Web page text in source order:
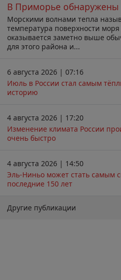
В Приморье обнаружены
Морскими волнами тепла
температура поверхности
оказывается заметно выше
для этого района и...
6 августа 2026 | 07:16
Июль в России стал самым
историю
4 августа 2026 | 17:20
Изменение климата России
очень быстро
4 августа 2026 | 14:50
Эль-Ниньо может стать самым
последние 150 лет
Другие публикации